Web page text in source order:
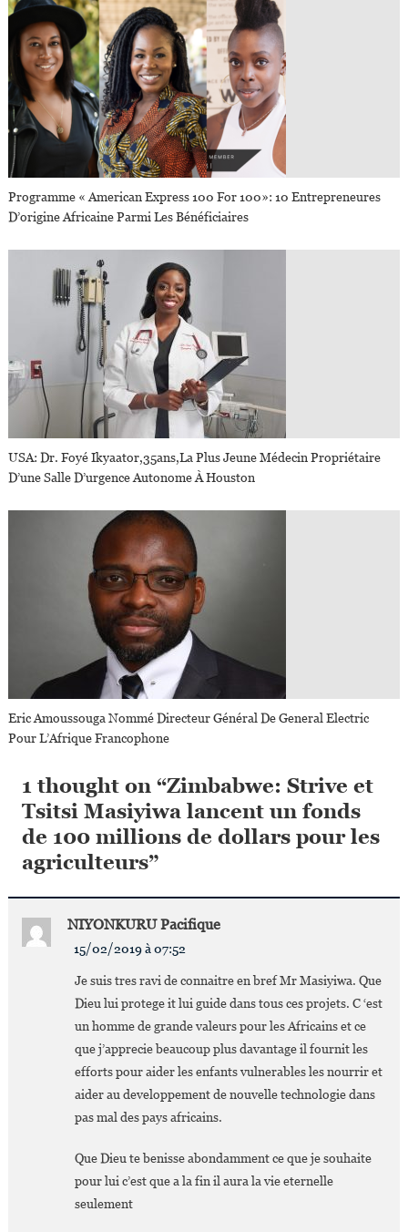
Programme « American Express 100 For 100»: 10 Entrepreneures
D’origine Africaine Parmi Les Bénéficiaires
USA: Dr. Foyé Ikyaator,35ans,la Plus Jeune Médecin Propriétaire
D’une Salle D’urgence Autonome À Houston
Eric Amoussouga Nommé Directeur Général De General Electric
Pour L’Afrique Francophone
1 thought on “Zimbabwe: Strive et
Tsitsi Masiyiwa lancent un fonds
de 100 millions de dollars pour les
agriculteurs”
NIYONKURU Pacifique
15/02/2019 à 07:52
Je suis tres ravi de connaitre en bref Mr Masiyiwa. Que
Dieu lui protege it lui guide dans tous ces projets. C ‘est
un homme de grande valeurs pour les Africains et ce
que j’apprecie beaucoup plus davantage il fournit les
efforts pour aider les enfants vulnerables les nourrir et
aider au developpement de nouvelle technologie dans
pas mal des pays africains.
Que Dieu te benisse abondamment ce que je souhaite
pour lui c’est que a la fin il aura la vie eternelle
seulement